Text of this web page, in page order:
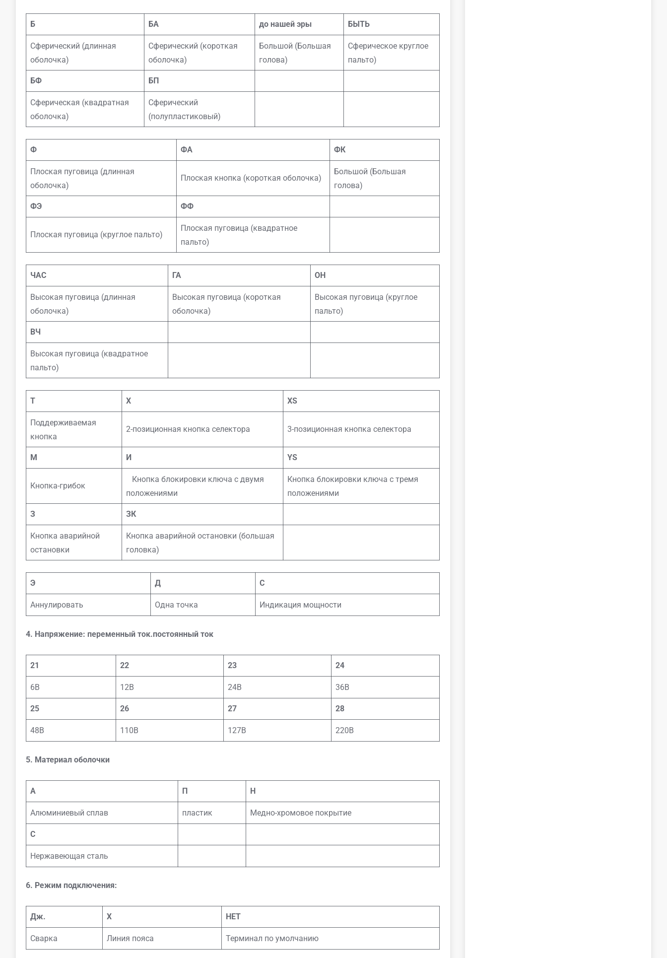
Б БА до нашей эры БЫТЬ
Сферический (длинная
оболочка)
Сферический (короткая
оболочка)
Большой (Большая
голова)
Сферическое круглое
пальто)
БФ БП
Сферическая (квадратная
оболочка)
Сферический
(полупластиковый)
Ф ФА ФК
Плоская пуговица (длинная
оболочка)
Плоская кнопка (короткая оболочка)
Большой (Большая
голова)
ФЭ ФФ
Плоская пуговица (круглое пальто)
Плоская пуговица (квадратное
пальто)
ЧАС ГА ОН
Высокая пуговица (длинная
оболочка)
Высокая пуговица (короткая
оболочка)
Высокая пуговица (круглое
пальто)
ВЧ
Высокая пуговица (квадратное
пальто)
Т Х XS
Поддерживаемая
кнопка
2-позиционная кнопка селектора 3-позиционная кнопка селектора
М И YS
Кнопка-грибок
Кнопка блокировки ключа с двумя
положениями
Кнопка блокировки ключа с тремя
положениями
З ЗК
Кнопка аварийной
остановки
Кнопка аварийной остановки (большая
головка)
Э Д С
Аннулировать Одна точка Индикация мощности
4. Напряжение: переменный ток.постоянный ток
21 22 23 24
6В 12В 24В 36В
25 26 27 28
48В 110В 127В 220В
5. Материал оболочки
А П Н
Алюминиевый сплав пластик Медно-хромовое покрытие
С
Нержавеющая сталь
6. Режим подключения:
Дж. Х НЕТ
Сварка Линия пояса Терминал по умолчанию